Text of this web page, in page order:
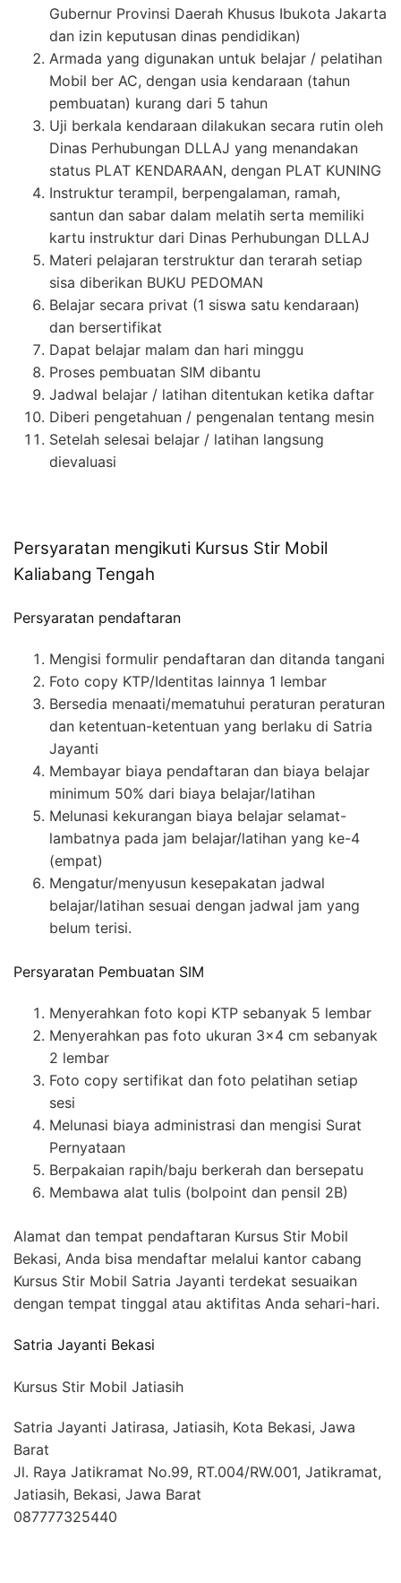
Gubernur Provinsi Daerah Khusus Ibukota Jakarta
dan izin keputusan dinas pendidikan)
Armada yang digunakan untuk belajar / pelatihan
Mobil ber AC, dengan usia kendaraan (tahun
pembuatan) kurang dari 5 tahun
Uji berkala kendaraan dilakukan secara rutin oleh
Dinas Perhubungan DLLAJ yang menandakan
status PLAT KENDARAAN, dengan PLAT KUNING
Instruktur terampil, berpengalaman, ramah,
santun dan sabar dalam melatih serta memiliki
kartu instruktur dari Dinas Perhubungan DLLAJ
Materi pelajaran terstruktur dan terarah setiap
sisa diberikan BUKU PEDOMAN
Belajar secara privat (1 siswa satu kendaraan)
dan bersertifikat
Dapat belajar malam dan hari minggu
Proses pembuatan SIM dibantu
Jadwal belajar / latihan ditentukan ketika daftar
Diberi pengetahuan / pengenalan tentang mesin
Setelah selesai belajar / latihan langsung
dievaluasi
Persyaratan mengikuti Kursus Stir Mobil
Kaliabang Tengah
Persyaratan pendaftaran
Mengisi formulir pendaftaran dan ditanda tangani
Foto copy KTP/Identitas lainnya 1 lembar
Bersedia menaati/mematuhui peraturan peraturan
dan ketentuan-ketentuan yang berlaku di Satria
Jayanti
Membayar biaya pendaftaran dan biaya belajar
minimum 50% dari biaya belajar/latihan
Melunasi kekurangan biaya belajar selamat-
lambatnya pada jam belajar/latihan yang ke-4
(empat)
Mengatur/menyusun kesepakatan jadwal
belajar/latihan sesuai dengan jadwal jam yang
belum terisi.
Persyaratan Pembuatan SIM
Menyerahkan foto kopi KTP sebanyak 5 lembar
Menyerahkan pas foto ukuran 3×4 cm sebanyak
2 lembar
Foto copy sertifikat dan foto pelatihan setiap
sesi
Melunasi biaya administrasi dan mengisi Surat
Pernyataan
Berpakaian rapih/baju berkerah dan bersepatu
Membawa alat tulis (bolpoint dan pensil 2B)
Alamat dan tempat pendaftaran Kursus Stir Mobil
Bekasi, Anda bisa mendaftar melalui kantor cabang
Kursus Stir Mobil Satria Jayanti terdekat sesuaikan
dengan tempat tinggal atau aktifitas Anda sehari-hari.
Satria Jayanti Bekasi
Kursus Stir Mobil Jatiasih
Satria Jayanti Jatirasa, Jatiasih, Kota Bekasi, Jawa
Barat
Jl. Raya Jatikramat No.99, RT.004/RW.001, Jatikramat,
Jatiasih, Bekasi, Jawa Barat
087777325440